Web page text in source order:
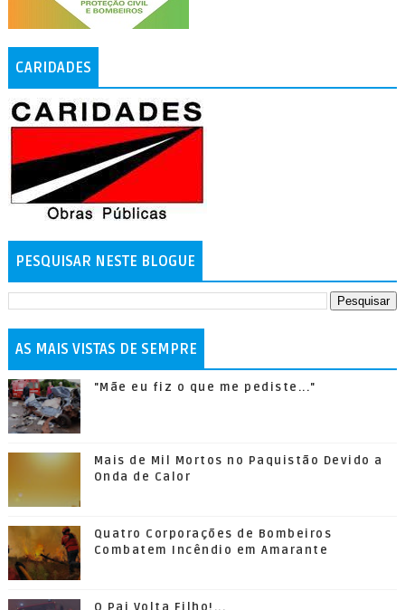
CARIDADES
PESQUISAR NESTE BLOGUE
AS MAIS VISTAS DE SEMPRE
"Mãe eu fiz o que me pediste..."
Mais de Mil Mortos no Paquistão Devido a
Onda de Calor
Quatro Corporações de Bombeiros
Combatem Incêndio em Amarante
O Pai Volta Filho!...